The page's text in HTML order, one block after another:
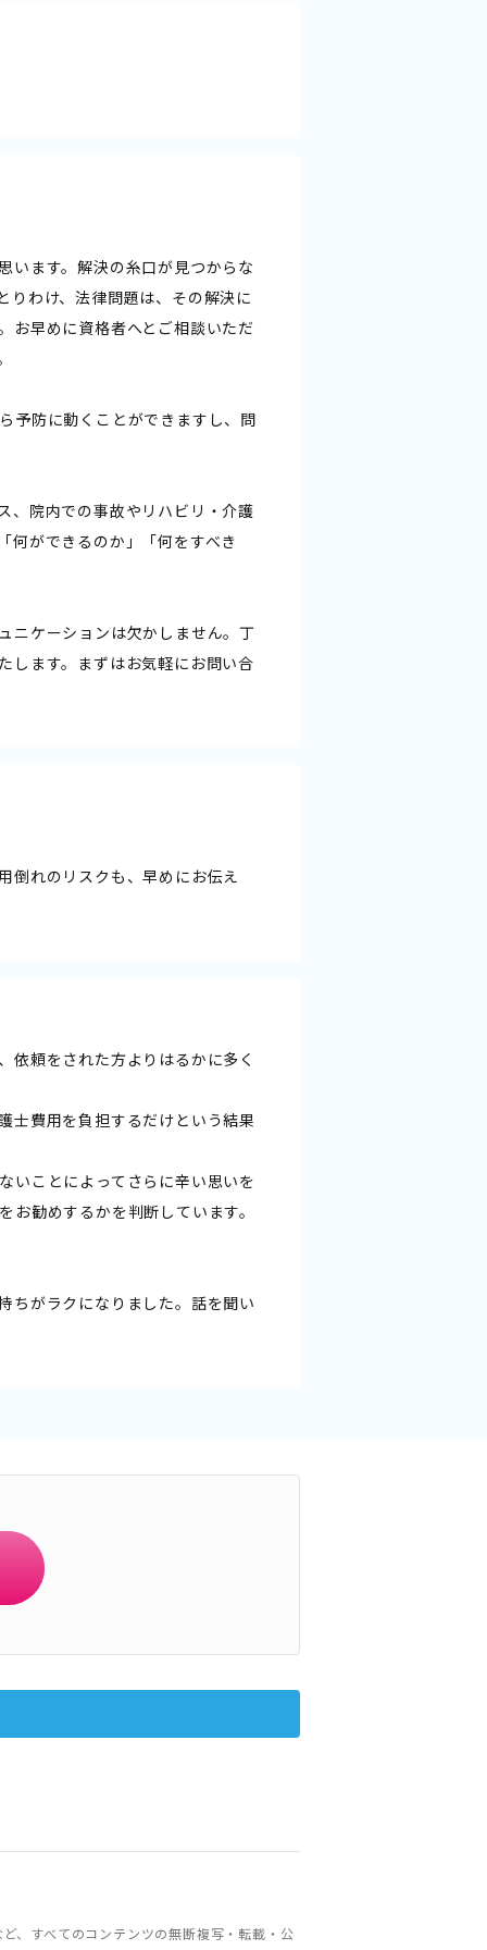
います。解決の糸口が見つからな
りわけ、法律問題は、その解決に
お早めに資格者へとご相談いただ
予防に動くことができますし、問
、院内での事故やリハビリ・介護
何ができるのか」「何をすべき
ニケーションは欠かしません。丁
します。まずはお気軽にお問い合
倒れのリスクも、早めにお伝え
依頼をされた方よりはるかに多く
士費用を負担するだけという結果
いことによってさらに辛い思いを
勧めするかを判断しています。
ちがラクになりました。話を聞い
、すべてのコンテンツの無断複写・転載・公